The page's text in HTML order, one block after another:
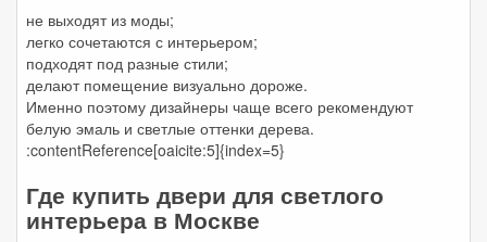
не выходят из моды;
легко сочетаются с интерьером;
подходят под разные стили;
делают помещение визуально дороже.
Именно поэтому дизайнеры чаще всего рекомендуют
белую эмаль и светлые оттенки дерева.
:contentReference[oaicite:5]{index=5}
Где купить двери для светлого
интерьера в Москве